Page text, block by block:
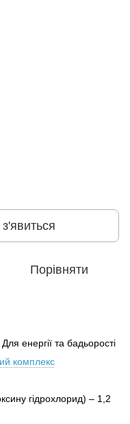
Порівняти
енергії та бадьорості
комплекс
гідрохлорид) – 1,2